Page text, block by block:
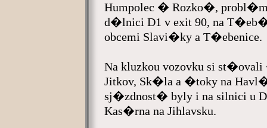
Humpolec � Rozko�,
d�lnici D1 v exit 90, na
obcemi Slavi�ky a T�ebenice.
Na kluzkou vozovku si
Jitkov, Sk�la a �toky na
sj�zdnost� byly i na silnici u
Kas�rna na Jihlavsku.